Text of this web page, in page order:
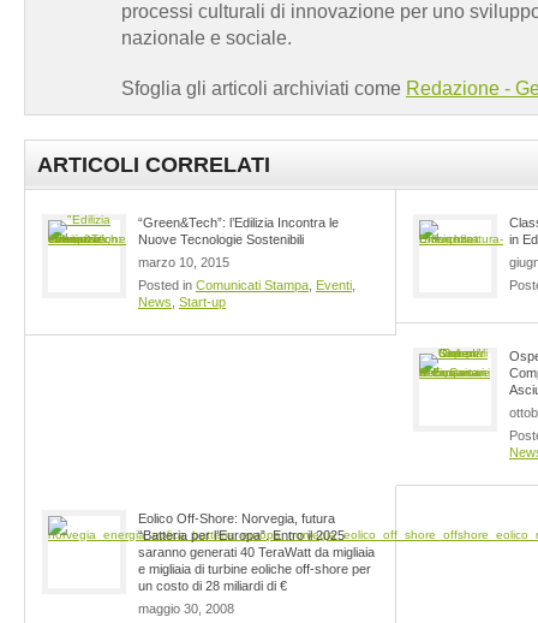
processi culturali di innovazione per uno
nazionale e sociale.
Sfoglia gli articoli archiviati come Redazione -
ARTICOLI CORRELATI
“Green&Tech”: l’Edilizia Incontra le
Nuove Tecnologie Sostenibili
marzo 10, 2015
Posted in Comunicati Stampa Eventi
News Start-up
in
Eolico Off-Shore: Norvegia, futura
“Batteria per l’Europa”. Entro il 2025
saranno generati 40 TeraWatt da migliaia
e migliaia di turbine eoliche off-shore per
un costo di 28 miliardi di €
maggio 30, 2008